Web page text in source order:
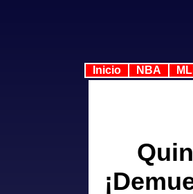
Inicio NBA